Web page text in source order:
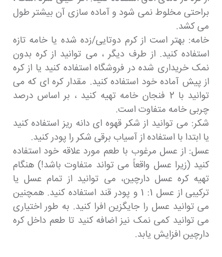
براحتی مخلوط نمی شود و آماده سازی آن بیشتر طول
می کشد.
خامه: بهتر است از کرم دوتایی/زده شده یا خامه تازه
استفاده کنید. از طرف دیگر ، می توانید از کره بدون
نمک خریداری شده در فروشگاه استفاده کنید یا از کره
از پیش آماده خود استفاده کنید. مقدار کره ای که می
توانید با 2 فنجان خامه تهیه کنید ، بر اساس درصد
چربی خامه متفاوت است.
شکر: می توانید از شکر قهوه ای دانه ریز استفاده کنید
یا ابتدا با استفاده از آسیاب برقی شکر را پودر کنید.
عسل: از عسل مرغوب با طعم مورد علاقه خود استفاده
کنید (زیرا عسل واقعاً می تواند متفاوت باشد!) هنگام
تهیه کره عسل دارچین، می توانید از تمام عسل یا
ترکیبی از عسل 1: 1 و پودر قند استفاده کنید. همچنین
می توانید عسل را جایگزین افرا کنید. به طور اختیاری
می توانید کمی نمک نیز اضافه کنید تا طعم داخل کره
دارچین افزایش یابد.